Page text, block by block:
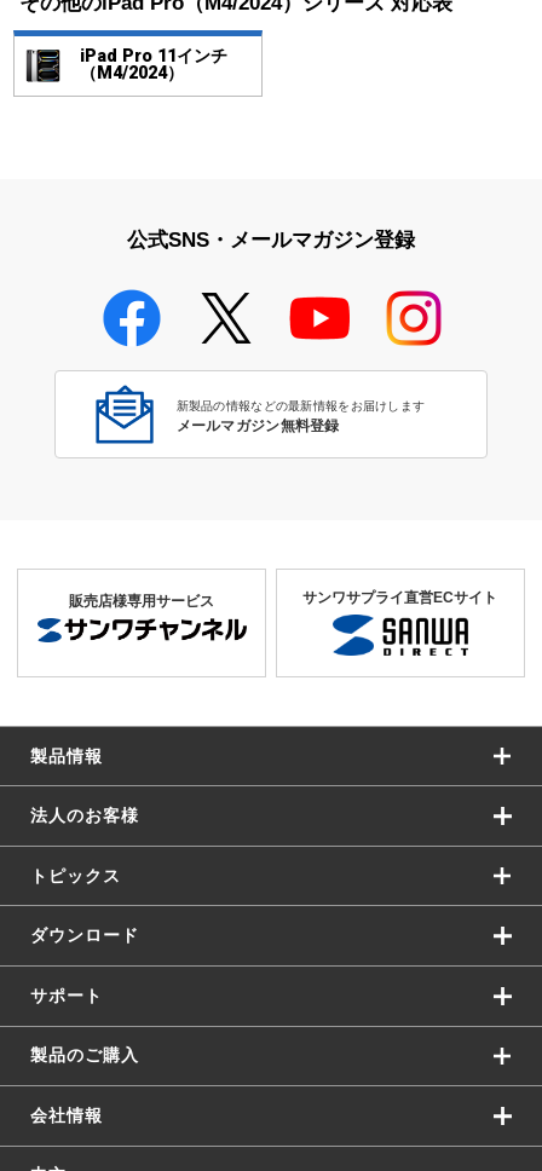
iPad Pro 11インチ
（M4/2024）
公式SNS・メールマガジン登録
新製品の情報などの最新情報をお届けします
メールマガジン無料登録
販売店様専用サービス サンワサプライ直営ECサイト
製品情報
法人のお客様
トピックス
ダウンロード
サポート
製品のご購入
会社情報